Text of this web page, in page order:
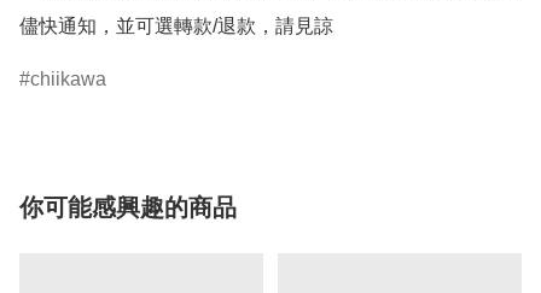
儘快通知，並可選轉款/退款，請見諒
chiikawa
你可能感興趣的商品